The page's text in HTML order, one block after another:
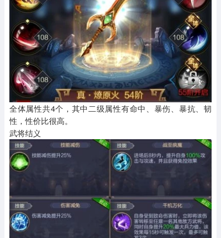
全体属性共4个，其中二级属性有命中、暴伤、暴抗、韧
性，性价比很高。
武将结义